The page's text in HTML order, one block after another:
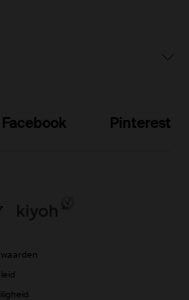
Facebook Pinterest